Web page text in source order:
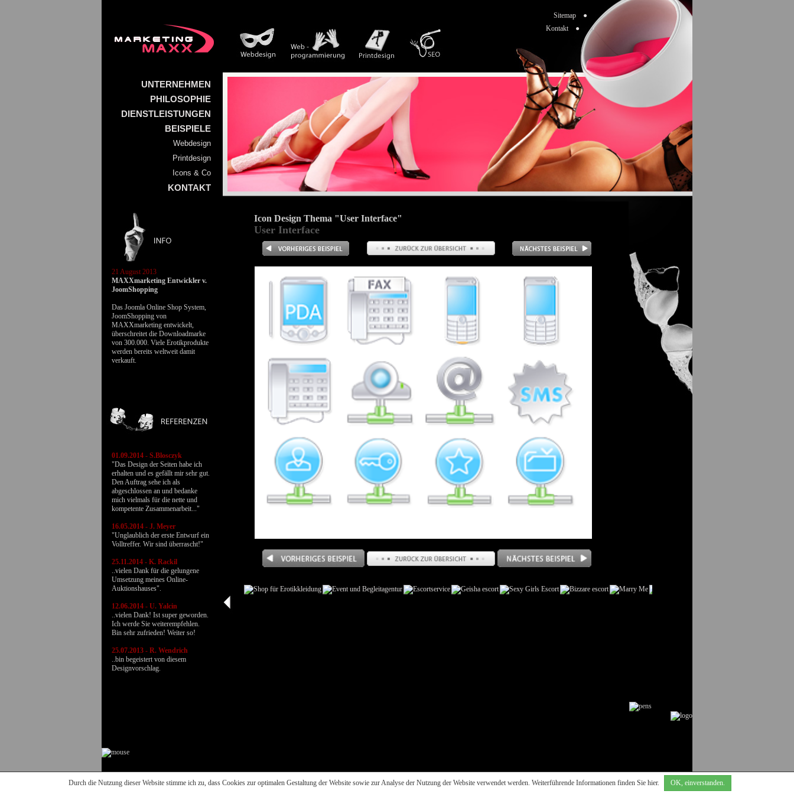
UNTERNEHMEN
PHILOSOPHIE
DIENSTLEISTUNGEN
BEISPIELE
Webdesign
Printdesign
Icons & Co
KONTAKT
01 Januar 2015
MAXXmarketing erreicht die
Marke 2000!
MAXXmarketing hat seit Beginn
im Jahr 2006 bis zum Monat
Januar 2015 mehr als 2000 PHP,
HTML, Flash & Webdesign-
Projekte erfolgreicht realisiert.
01.09.2014 - S.Blosczyk
"Das Design der Seiten habe ich
erhalten und es gefällt mir sehr gut.
Den Auftrag sehe ich als
abgeschlossen an und bedanke
mich vielmals für die nette und
kompetente Zusammenarbeit..."
16.05.2014 - J. Meyer
"Unglaublich der erste Entwurf ein
Volltreffer. Wir sind überrascht!"
25.11.2014 - K. Rackil
..vielen Dank für die gelungene
Umsetzung meines Online-
Auktionshauses".
12.06.2014 - U. Yalcin
..vielen Dank! Ist super geworden.
Ich werde Sie weiterempfehlen.
Bin sehr zufrieden! Weiter so!
25.07.2013 - R. Wendrich
..bin begeistert von diesem
Designvorschlag.
Icon Design Thema "User Interface"
User Interface
Unternehmen| Philosophie | Dienstleistungen Beispiele| Sitemap Kontakt| Impressum |
Datenschutz
Unsere Angebote richten sich ausschließlich an Firmen und sind daher Netto-Preise!
Webdesign & programmierung
Sitemap ●
Kontakt ●
Durch die Nutzung dieser Website stimme ich zu, dass Cookies zur optimalen Gestaltung der Website sowie zur Analyse der Nutzung der Website verwendet werden. Weiterführende Informationen finden Sie hier. OK, einverstanden.